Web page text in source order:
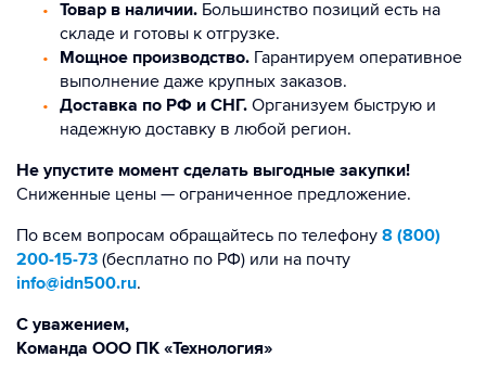
Товар в наличии. Большинство позиций есть на
складе и готовы к отгрузке.
Мощное производство. Гарантируем оперативное
выполнение даже крупных заказов.
Доставка по РФ и СНГ. Организуем быструю и
надежную доставку в любой регион.
Не упустите момент сделать выгодные закупки!
Сниженные цены — ограниченное предложение.
По всем вопросам обращайтесь по телефону 8 (800)
200-15-73 (бесплатно по РФ) или на почту
info@idn500.ru.
С уважением,
Команда ООО ПК «Технология»